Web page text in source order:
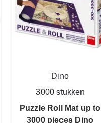
Dino
3000 stukken
Puzzle Roll Mat up to
3000 pieces Dino